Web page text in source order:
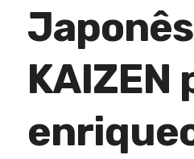
Japonês
KAIZEN